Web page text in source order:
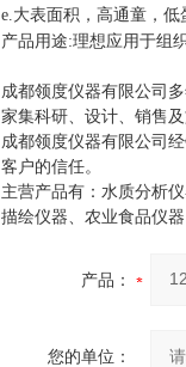
e.大表面积，高通童，低
产品用途:理想应用于组
成都领度仪器有限公司
家集科研、设计、销售
成都领度仪器有限公司
客户的信任。
主营产品有：水质分析
描绘仪器、农业食品仪
产品：
您的单位：